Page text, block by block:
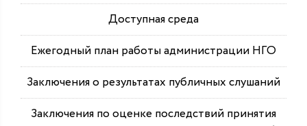
Доступная среда
Ежегодный план работы администрации НГО
Заключения о результатах публичных слушаний
Заключения по оценке последствий принятия